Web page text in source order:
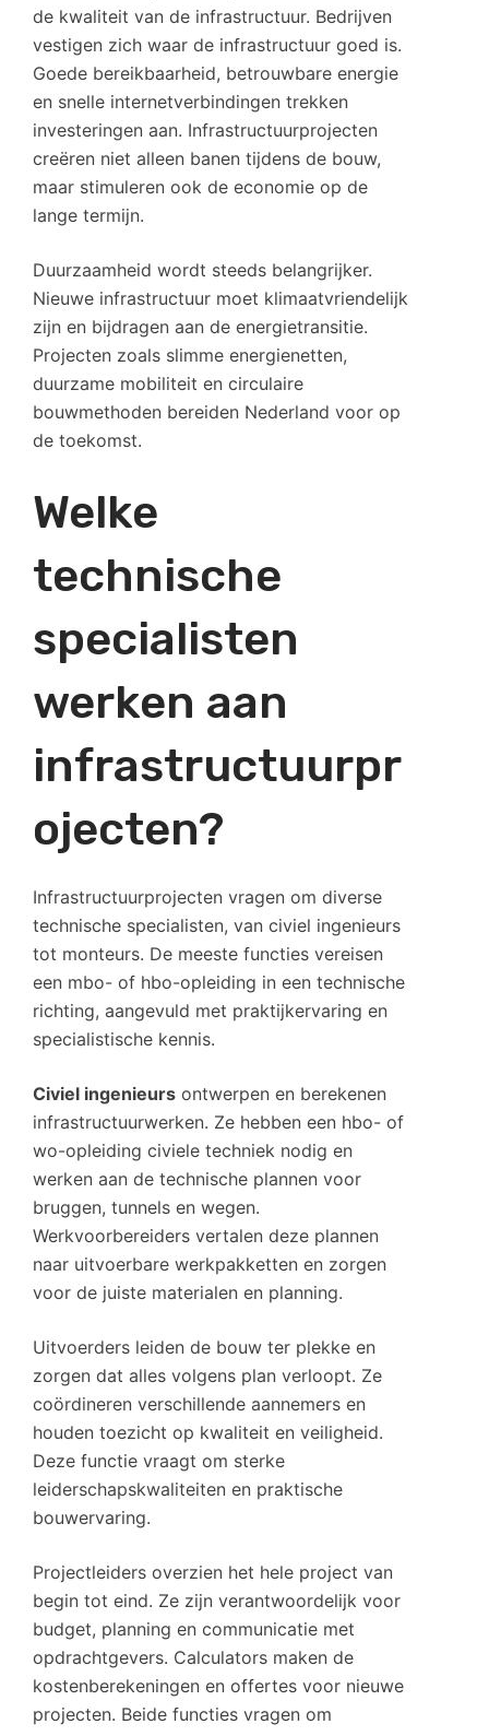
de kwaliteit van de infrastructuur. Bedrijven
vestigen zich waar de infrastructuur goed is.
Goede bereikbaarheid, betrouwbare energie
en snelle internetverbindingen trekken
investeringen aan. Infrastructuurprojecten
creëren niet alleen banen tijdens de bouw,
maar stimuleren ook de economie op de
lange termijn.
Duurzaamheid wordt steeds belangrijker.
Nieuwe infrastructuur moet klimaatvriendelijk
zijn en bijdragen aan de energietransitie.
Projecten zoals slimme energienetten,
duurzame mobiliteit en circulaire
bouwmethoden bereiden Nederland voor op
de toekomst.
Welke
technische
specialisten
werken aan
infrastructuurpr
ojecten?
Infrastructuurprojecten vragen om diverse
technische specialisten, van civiel ingenieurs
tot monteurs. De meeste functies vereisen
een mbo- of hbo-opleiding in een technische
richting, aangevuld met praktijkervaring en
specialistische kennis.
Civiel ingenieurs ontwerpen en berekenen
infrastructuurwerken. Ze hebben een hbo- of
wo-opleiding civiele techniek nodig en
werken aan de technische plannen voor
bruggen, tunnels en wegen.
Werkvoorbereiders vertalen deze plannen
naar uitvoerbare werkpakketten en zorgen
voor de juiste materialen en planning.
Uitvoerders leiden de bouw ter plekke en
zorgen dat alles volgens plan verloopt. Ze
coördineren verschillende aannemers en
houden toezicht op kwaliteit en veiligheid.
Deze functie vraagt om sterke
leiderschapskwaliteiten en praktische
bouwervaring.
Projectleiders overzien het hele project van
begin tot eind. Ze zijn verantwoordelijk voor
budget, planning en communicatie met
opdrachtgevers. Calculators maken de
kostenberekeningen en offertes voor nieuwe
projecten. Beide functies vragen om